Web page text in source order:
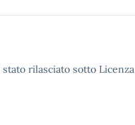
rilasciato sotto Licenza